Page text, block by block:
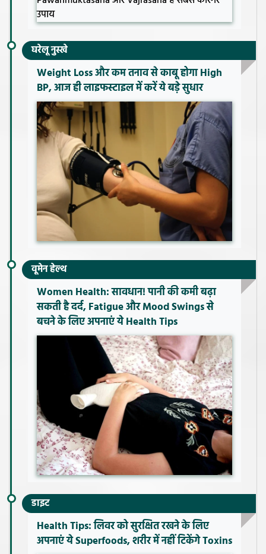
घरेलू नुस्खे
Weight Loss और कम तनाव से काबू होगा High
BP, आज ही लाइफस्टाइल में करें ये बड़े सुधार
वूमेन हेल्थ
Women Health: सावधान! पानी की कमी बढ़ा
सकती है दर्द, Fatigue और Mood Swings से
बचने के लिए अपनाएं ये Health Tips
डाइट
Health Tips: लिवर को सुरक्षित रखने के लिए
अपनाएं ये Superfoods, शरीर में नहीं टिकेंगे Toxins